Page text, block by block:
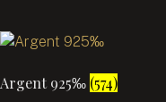
Argent 925‰ (574)